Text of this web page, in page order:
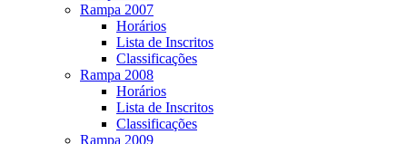
Rampa 2007
Horários
Lista de Inscritos
Classificações
Rampa 2008
Horários
Lista de Inscritos
Classificações
Rampa 2009